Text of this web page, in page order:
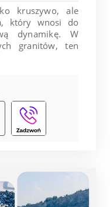
kruszywo, ale
który wnosi do
dynamikę. W
granitów, ten